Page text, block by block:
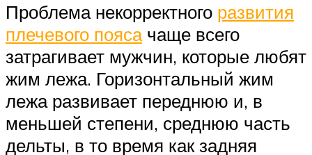
Проблема некорректного развития
плечевого поясачаще всего
затрагивает мужчин, которые любят
жим лежа. Горизонтальный жим
лежа развивает переднюю и, в
меньшей степени, среднюю часть
дельты, в то время как задняя